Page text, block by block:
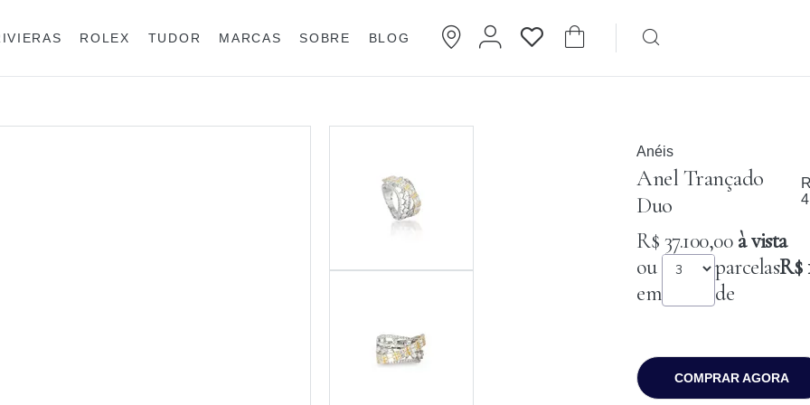
MARCAS SOBRE
ROLEX TUDOR BLOG
Anéis
Anel Trançado
Duo
R$ 37.100,00à vista
ou
em
parcelas
de
R$
COMPRAR AGORA